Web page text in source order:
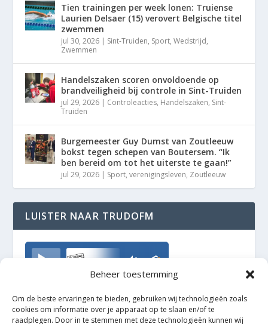
Beheer toestemming
Om de beste ervaringen te bieden, gebruiken wij technologieën zoals
cookies om informatie over je apparaat op te slaan en/of te
raadplegen. Door in te stemmen met deze technologieën kunnen wij
Tien trainingen per week lonen: Truiense
Laurien Delsaer (15) verovert Belgische titel
zwemmen
jul 30, 2026 | Sint-Truiden, Sport,Wedstrijd,
Zwemmen
Handelszaken scoren onvoldoende op
brandveiligheid bij controle in Sint-Truiden
jul 29, 2026 | Controleacties, Handelszaken, Sint-
Truiden
Burgemeester Guy Dumst van Zoutleeuw
bokst tegen schepen van Boutersem. “Ik
ben bereid om tot het uiterste te gaan!”
jul 29, 2026 | Sport,verenigingsleven, Zoutleeuw
LUISTER NAAR TRUDOFM
TrudoFM